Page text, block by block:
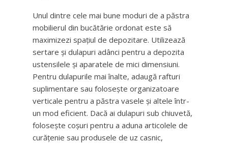
Unul dintre cele mai bune moduri de a păstra
mobilierul din bucătărie ordonat este să
maximizezi spațiul de depozitare. Utilizează
sertare și dulapuri adânci pentru a depozita
ustensilele și aparatele de mici dimensiuni.
Pentru dulapurile mai înalte, adaugă rafturi
suplimentare sau folosește organizatoare
verticale pentru a păstra vasele și altele într-
un mod eficient. Dacă ai dulapuri sub chiuvetă,
folosește coșuri pentru a aduna articolele de
curățenie sau produsele de uz casnic,